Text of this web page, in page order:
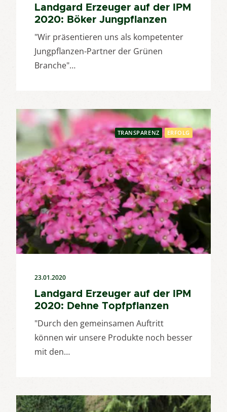
Landgard Erzeuger auf der IPM
2020: Böker Jungpflanzen
"Wir präsentieren uns als kompetenter
Jungpflanzen-Partner der Grünen
Branche"…
TRANSPARENZ ERFOLG
23.01.2020
Landgard Erzeuger auf der IPM
2020: Dehne Topfpflanzen
"Durch den gemeinsamen Auftritt
können wir unsere Produkte noch besser
mit den…